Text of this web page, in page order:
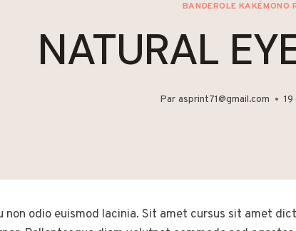
BANDEROLE KAKÉMONO
NATURAL
Par asprint71@gmail.com
non odio euismod lacinia. Sit amet cursus sit amet